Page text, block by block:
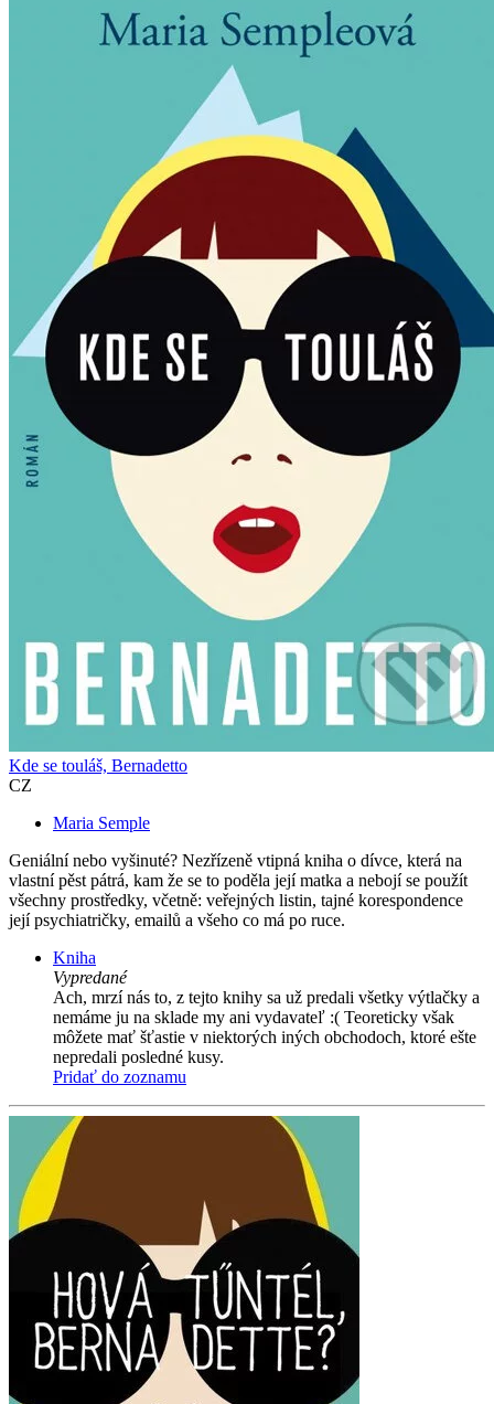
Kde se touláš, Bernadetto
CZ
Maria Semple
Geniální nebo vyšinuté? Nezřízeně vtipná kniha o dívce, která na
vlastní pěst pátrá, kam že se to poděla její matka a nebojí se použít
všechny prostředky, včetně: veřejných listin, tajné korespondence
její psychiatričky, emailů a všeho co má po ruce.
Kniha
Vypredané
Ach, mrzí nás to, z tejto knihy sa už predali všetky výtlačky a
nemáme ju na sklade my ani vydavateľ :( Teoreticky však
môžete mať šťastie v niektorých iných obchodoch, ktoré ešte
nepredali posledné kusy.
Pridať do zoznamu